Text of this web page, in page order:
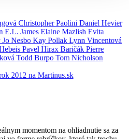
Christopher Paolini Daniel Hevier
E.L. James Elaine Mazlish Evita
Jo Nesbo Kay Pollak Lynn Vincentová
Pavel Hirax Baričák Pierre
Todd Burpo Tom Nicholson
2012 na Martinus.sk
momentom na ohliadnutie sa za